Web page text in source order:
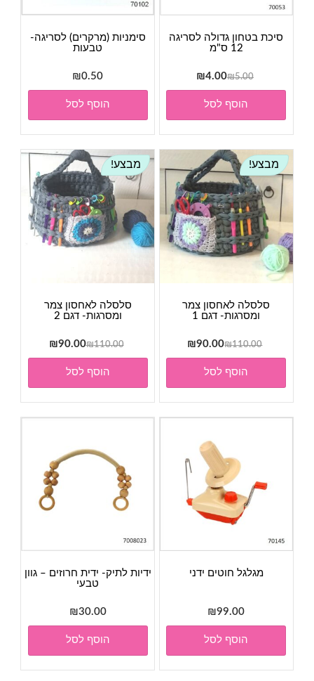
סיכת בטחון גדולה לסריגה
12 ס"מ
₪5.00
המחיר
המקורי
היה:
₪5.00.
₪4.00
הנוכחי
₪4.00.
הוסף לסל
סימניות (מרקרים) לסריגה-
טבעות
₪0.50
הוסף לסל
מבצע!
סלסלה לאחסון צמר
ומסרגות- דגם 1
₪110.00
המחיר
המקורי
היה:
₪110.00.
₪90.00
המחיר
הנוכחי
₪90.00.
הוסף לסל
מבצע!
סלסלה לאחסון צמר
ומסרגות- דגם 2
₪110.00
המחיר
המקורי
היה:
₪110.00.
₪90.00
הנוכחי
₪90.00.
הוסף לסל
מגלגל חוטים ידני
₪99.00
הוסף לסל
ידיות לתיק- ידית חרוזים – גוון
טבעי
₪30.00
הוסף לסל